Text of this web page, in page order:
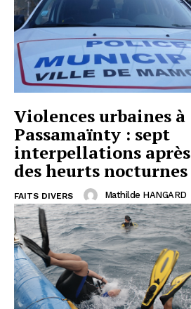
Violences urbaines à
Passamaïnty : sept
interpellations après
des heurts nocturnes
FAITS DIVERS Mathilde HANGARD